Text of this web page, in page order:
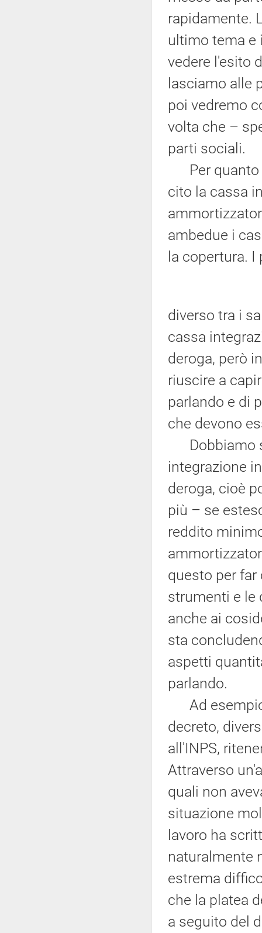
rapidamente.
ultimo tema e
vedere l'esito
lasciamo alle
poi vedremo
volta che –
parti sociali.
Per quanto
cito la cassa
ambedue i
la copertura.
diverso tra i
cassa
deroga, però
riuscire a
parlando e di
che devono
Dobbiamo
integrazione
deroga, cioè
più – se
reddito
questo per
strumenti e le
anche ai
sta
aspetti
parlando.
Ad
decreto,
all'INPS,
Attraverso
quali non
situazione
lavoro ha
naturalmente
estrema
che la platea
a seguito del